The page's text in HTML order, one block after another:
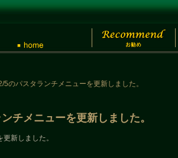
5のパスタランチメニューを更新しました。
チメニューを更新しました。
新しました。